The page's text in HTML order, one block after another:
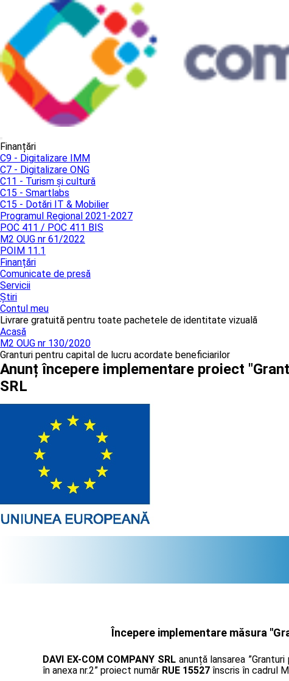
Finanțări
C9 - Digitalizare IMM
C7 - Digitalizare ONG
C11 - Turism și cultură
C15 - Smartlabs
C15 - Dotări IT & Mobilier
Programul Regional 2021-2027
POC 411 / POC 411 BIS
M2 OUG nr 61/2022
POIM 11.1
Finanțări
Comunicate de presă
Servicii
Știri
Contul meu
Livrare gratuită pentru toate pachetele de identitate vizuală
Acasă
M2 OUG nr 130/2020
Granturi pentru capital de lucru acordate beneficiarilor
Anunț începere implementare proiect
SRL
Începere implementare măsura
DAVI EX-COM COMPANY SRL anunță lansarea
în anexa nr.2” proiect număr RUE 15527 înscris în cadrul